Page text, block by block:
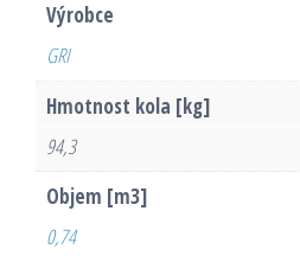
Výrobce
GRI
Hmotnost kola [kg]
94,3
Objem [m3]
0,74